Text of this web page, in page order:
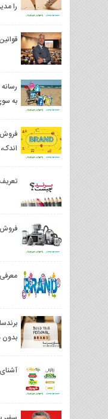
را
به
فروش
فروش